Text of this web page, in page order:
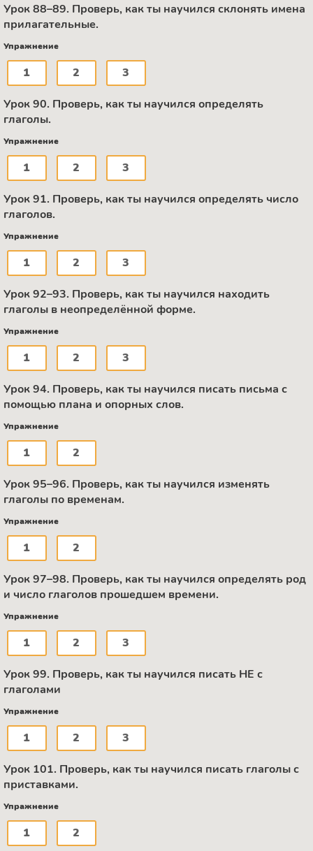
Урок 88–89. Проверь, как ты научился склонять имена
прилагательные.
Упражнение
1 2 3
Урок 90. Проверь, как ты научился определять
глаголы.
Упражнение
1 2 3
Урок 91. Проверь, как ты научился определять число
глаголов.
Упражнение
1 2 3
Урок 92–93. Проверь, как ты научился находить
глаголы в неопределённой форме.
Упражнение
1 2 3
Урок 94. Проверь, как ты научился писать письма с
помощью плана и опорных слов.
Упражнение
1 2
Урок 95–96. Проверь, как ты научился изменять
глаголы по временам.
Упражнение
1 2
Урок 97–98. Проверь, как ты научился определять род
и число глаголов прошедшем времени.
Упражнение
1 2 3
Урок 99. Проверь, как ты научился писать НЕ с
глаголами
Упражнение
1 2 3
Урок 101. Проверь, как ты научился писать глаголы с
приставками.
Упражнение
1 2